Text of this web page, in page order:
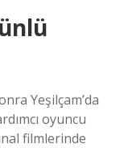
Yeşilçam’da
oyuncu
filmlerinde